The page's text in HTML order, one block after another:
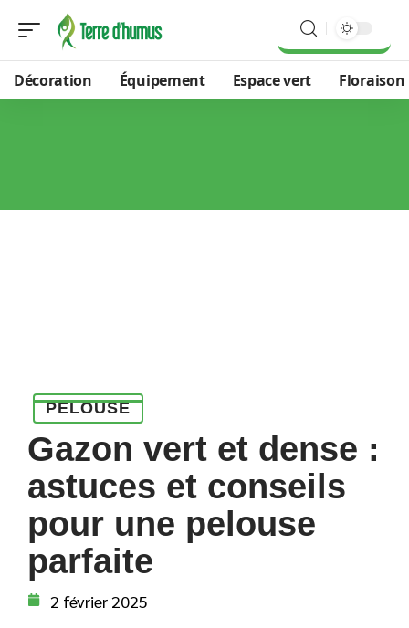
Décoration Équipement Espace vert Floraison
PELOUSE
Gazon vert et dense :
astuces et conseils
pour une pelouse
parfaite
2 février 2025